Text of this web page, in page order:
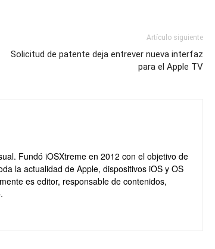
Artículo siguiente
Solicitud de patente deja entrever nueva interfaz
para el Apple TV
Fundó iOSXtreme en 2012 con el objetivo de
la actualidad de Apple, dispositivos iOS y OS
es editor, responsable de contenidos,